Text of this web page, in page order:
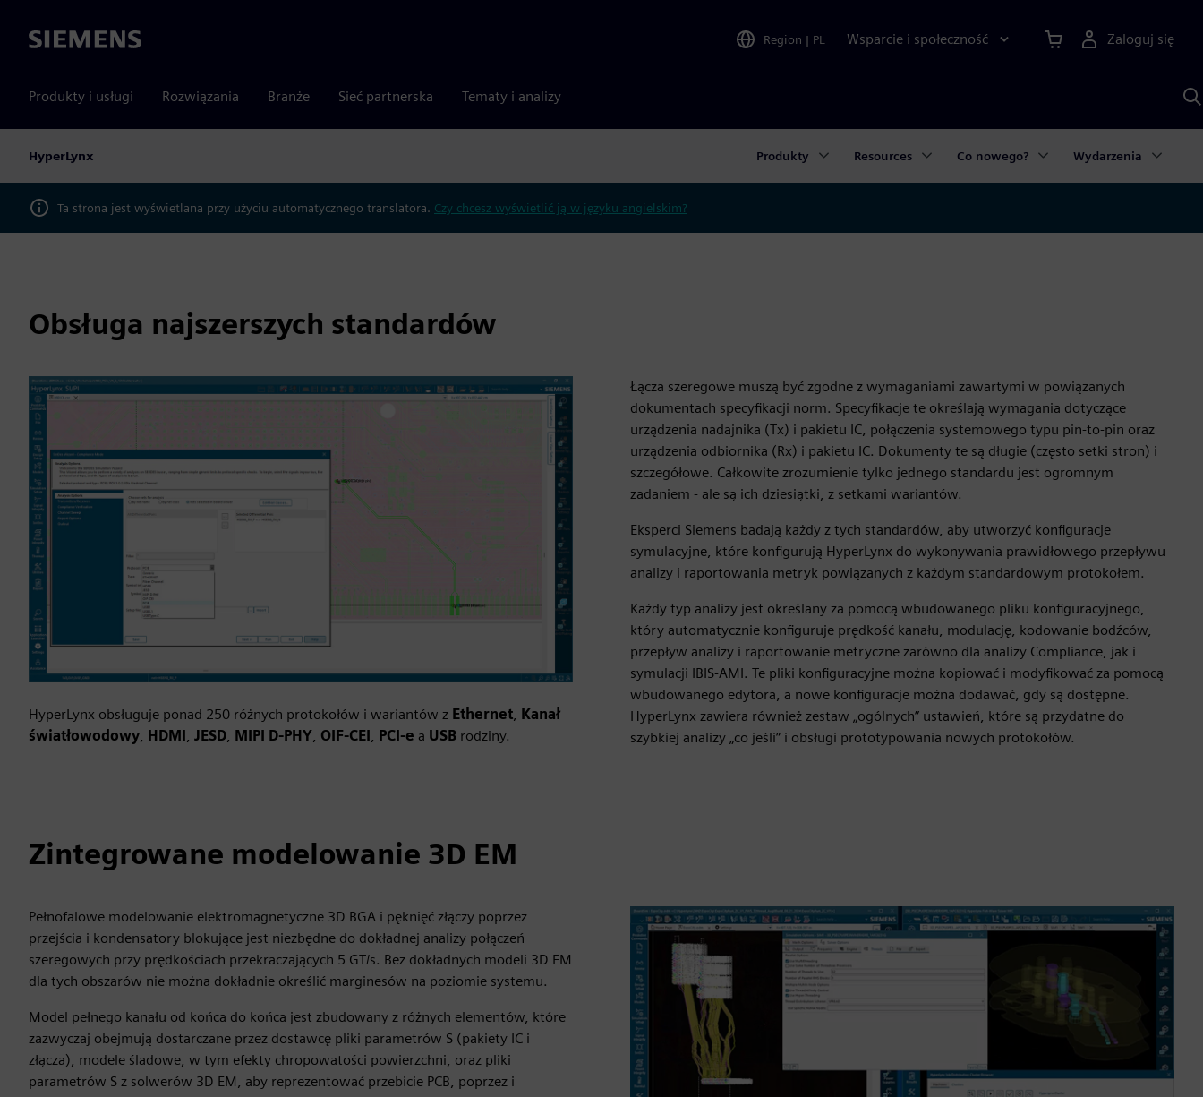
Siemens Region | PL Wsparcie i społeczność Zaloguj się
Produkty i usługi Rozwiązania Branże Sieć partnerska Tematy i analizy
HyperLynx Produkty Resources Co nowego? Wydarzenia
Ta strona jest wyświetlana przy użyciu automatycznego translatora. Czy chcesz wyświetlić ją w języku angielskim?
Obsługa najszerszych standardów
HyperLynx obsługuje ponad 250 różnych protokołów i wariantów z Ethernet, Kanał
światłowodowy, HDMI, JESD, MIPI D-PHY, OIF-CEI, PCI-e a USB rodziny.
Łącza szeregowe muszą być zgodne z wymaganiami zawartymi w powiązanych
dokumentach specyfikacji norm. Specyfikacje te określają wymagania dotyczące
urządzenia nadajnika (Tx) i pakietu IC, połączenia systemowego typu pin-to-pin oraz
urządzenia odbiornika (Rx) i pakietu IC. Dokumenty te są długie (często setki stron) i
szczegółowe. Całkowite zrozumienie tylko jednego standardu jest ogromnym
zadaniem - ale są ich dziesiątki, z setkami wariantów.
Eksperci Siemens badają każdy z tych standardów, aby utworzyć konfiguracje
symulacyjne, które konfigurują HyperLynx do wykonywania prawidłowego przepływu
analizy i raportowania metryk powiązanych z każdym standardowym protokołem.
Każdy typ analizy jest określany za pomocą wbudowanego pliku konfiguracyjnego,
który automatycznie konfiguruje prędkość kanału, modulację, kodowanie bodźców,
przepływ analizy i raportowanie metryczne zarówno dla analizy Compliance, jak i
symulacji IBIS-AMI. Te pliki konfiguracyjne można kopiować i modyfikować za pomocą
wbudowanego edytora, a nowe konfiguracje można dodawać, gdy są dostępne.
HyperLynx zawiera również zestaw „ogólnych” ustawień, które są przydatne do
szybkiej analizy „co jeśli” i obsługi prototypowania nowych protokołów.
Zintegrowane modelowanie 3D EM
Pełnofalowe modelowanie elektromagnetyczne 3D BGA i pęknięć złączy poprzez
przejścia i kondensatory blokujące jest niezbędne do dokładnej analizy połączeń
szeregowych przy prędkościach przekraczających 5 GT/s. Bez dokładnych modeli 3D EM
dla tych obszarów nie można dokładnie określić marginesów na poziomie systemu.
Model pełnego kanału od końca do końca jest zbudowany z różnych elementów, które
zazwyczaj obejmują dostarczane przez dostawcę pliki parametrów S (pakiety IC i
złącza), modele śladowe, w tym efekty chropowatości powierzchni, oraz pliki
parametrów S z solwerów 3D EM, aby reprezentować przebicie PCB, poprzez i